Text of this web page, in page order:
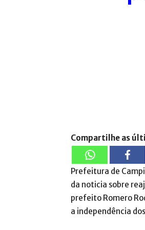
Compartilhe as
Prefeitura de
da noticia sobre
prefeito Romero
a independência